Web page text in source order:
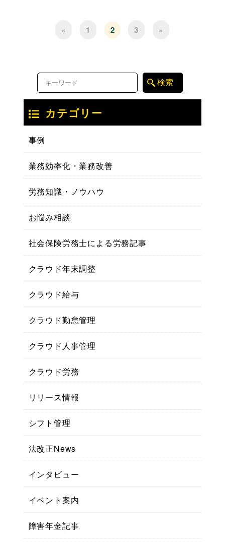
« 1 2 3 »
カテゴリー
事例
業務効率化・業務改善
労務知識・ノウハウ
お悩み相談
社会保険労務士による労務記事
クラウド年末調整
クラウド給与
クラウド勤怠管理
クラウド人事管理
クラウド労務
リリース情報
シフト管理
法改正News
インタビュー
イベント案内
障害年金記事